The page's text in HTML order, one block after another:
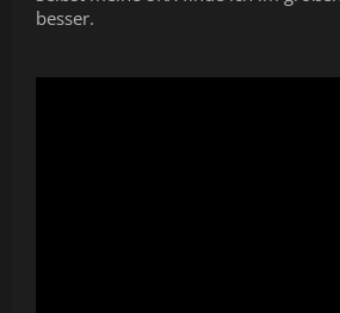
besser.